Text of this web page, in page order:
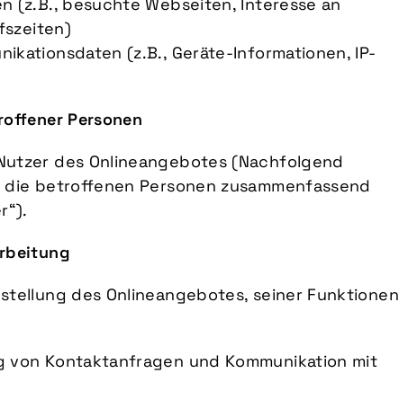
(z.B., besuchte Webseiten, Interesse an
(z.B., Geräte-Informationen, IP-
Personen
des Onlineangebotes (Nachfolgend
betroffenen Personen zusammenfassend
des Onlineangebotes, seiner Funktionen
von Kontaktanfragen und Kommunikation mit